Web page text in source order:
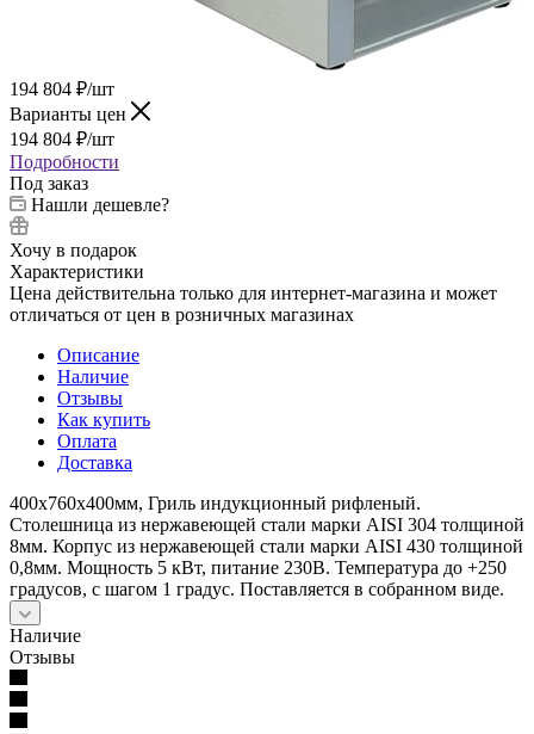
194 804 ₽/шт
Варианты цен
194 804 ₽/шт
Подробности
Под заказ
Нашли дешевле?
Хочу в подарок
Характеристики
Цена действительна только для интернет-магазина и может
отличаться от цен в розничных магазинах
Описание
Наличие
Отзывы
Как купить
Оплата
Доставка
400х760х400мм, Гриль индукционный рифленый.
Столешница из нержавеющей стали марки AISI 304 толщиной
8мм. Корпус из нержавеющей стали марки AISI 430 толщиной
0,8мм. Мощность 5 кВт, питание 230В. Температура до +250
градусов, с шагом 1 градус. Поставляется в собранном виде.
Наличие
Отзывы